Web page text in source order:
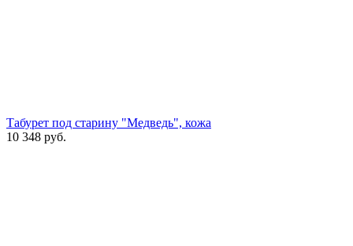
Табурет под старину "Медведь", кожа
10 348 руб.